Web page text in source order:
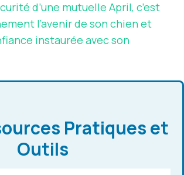
d’une mutuelle April, c’est
l’avenir de son chien et
instaurée avec son
Pratiques et
Outils